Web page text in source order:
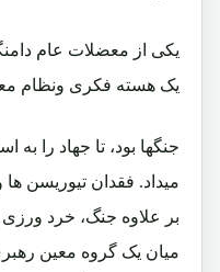
یکی از معضلات عام
یک هسته فکری ونظام
جنگها بود، تا جهاد را
میداد. فقدان تیوریسن ها
بر علاوه جنگ، خرد
میان یک گروه معین